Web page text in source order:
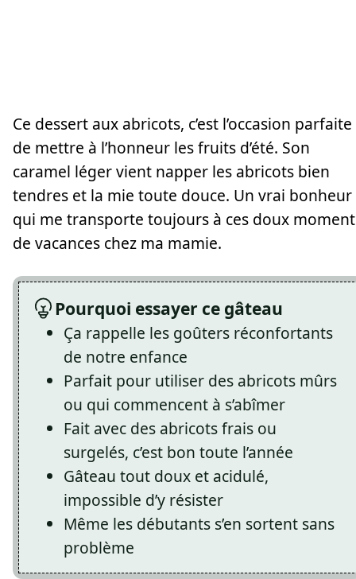
Ce dessert aux abricots, c’est l’occasion parfaite
de mettre à l’honneur les fruits d’été. Son
caramel léger vient napper les abricots bien
tendres et la mie toute douce. Un vrai bonheur
qui me transporte toujours à ces doux
de vacances chez ma mamie.
Pourquoi essayer ce gâteau
Ça rappelle les goûters réconfortants
de notre enfance
Parfait pour utiliser des abricots mûrs
ou qui commencent à s’abîmer
Fait avec des abricots frais ou
surgelés, c’est bon toute l’année
Gâteau tout doux et acidulé,
impossible d’y résister
Même les débutants s’en sortent sans
problème